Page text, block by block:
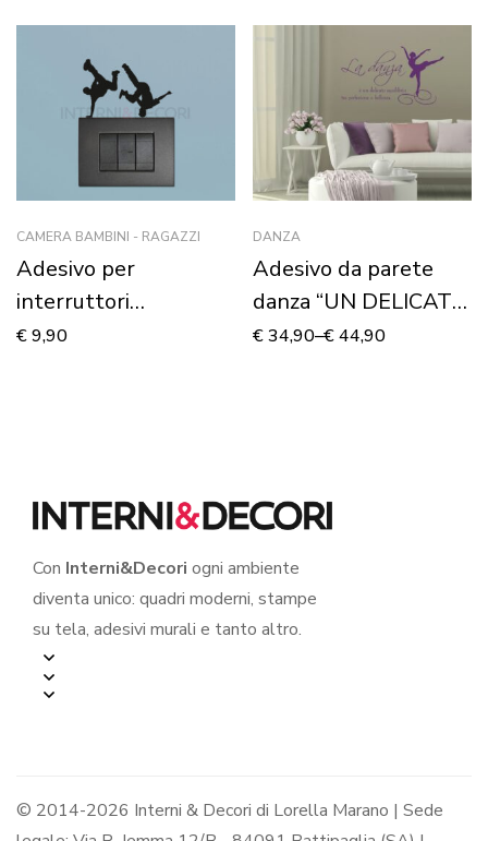
CAMERA BAMBINI - RAGAZZI
Adesivo per
interruttori
“FREESTYLE DANCE”
€9,90
DANZA
Adesivo da parete
danza “UN DELICATO
EQUILIBRIO”
€34,90–€44,90
Con Interni&Decori ogni ambiente
diventa unico: quadri moderni, stampe
su tela, adesivi murali e tanto altro.
© 2014-2026 Interni & Decori di Lorella Marano | Sede